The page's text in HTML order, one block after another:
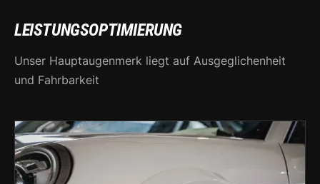
LEISTUNGSOPTIMIERUNG
Unser Hauptaugenmerk liegt auf Ausgeglichenheit
und Fahrbarkeit